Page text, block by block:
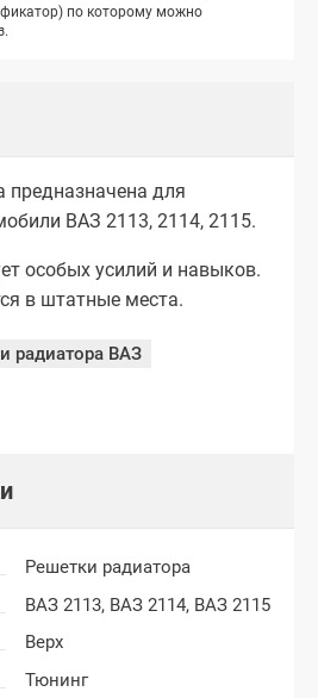
по которому можно
предназначена для
ВАЗ 2113, 2114, 2115.
особых усилий и навыков.
в штатные места.
радиатора ВАЗ
Решетки радиатора
ВАЗ 2113, ВАЗ 2114, ВАЗ 2115
Верх
Тюнинг